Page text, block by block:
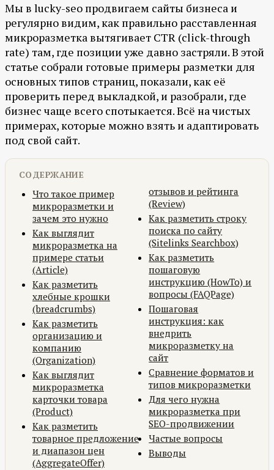
Мы в lucky-seo продвигаем сайты бизнеса и
регулярно видим, как правильно расставленная
микроразметка вытягивает CTR (click-through
rate) там, где позиции уже давно застряли. В этой
статье собрали готовые примеры разметки для
основных типов страниц, показали, как её
проверить перед выкладкой, и разобрали, где
бизнес чаще всего спотыкается. Всё на чистых
примерах, которые можно взять и адаптировать
под свой сайт.
СОДЕРЖАНИЕ
Что такое пример
микроразметки и
зачем это нужно
Как выглядит
микроразметка на
примере статьи
(Article)
Как разметить
хлебные крошки
(breadcrumbs)
Как разметить
организацию и
компанию
(Organization)
Как выглядит
микроразметка
карточки товара
(Product)
Как разметить
товарное предложение
и диапазон цен
(AggregateOffer)
отзывов и рейтинга
(Review)
Как разметить строку
поиска по сайту
(Sitelinks Searchbox)
Как разметить
пошаговую
инструкцию (HowTo) и
вопросы (FAQPage)
Пошаговая
инструкция: как
внедрить
микроразметку на
сайт
Сравнение форматов и
типов микроразметки
Для чего нужна
микроразметка при
SEO-продвижении
Частые вопросы
Выводы